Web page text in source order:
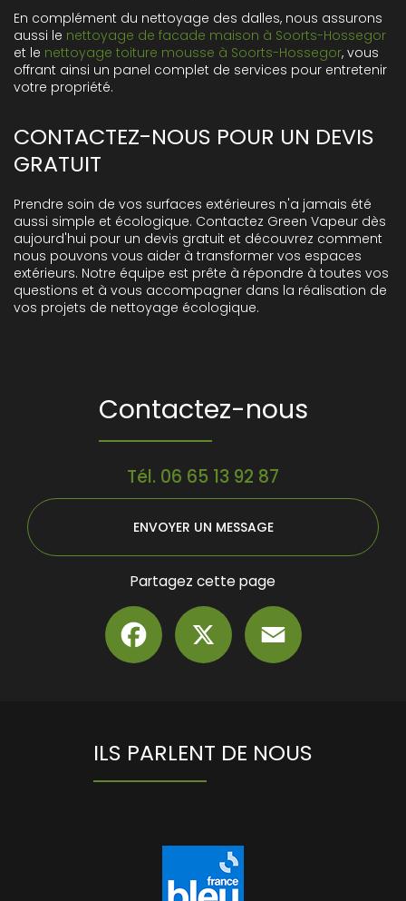
En complément du nettoyage des dalles, nous assurons
aussi le nettoyage de facade maison à Soorts-Hossegor
et le nettoyage toiture mousse à Soorts-Hossegor, vous
offrant ainsi un panel complet de services pour entretenir
votre propriété.
CONTACTEZ-NOUS POUR UN DEVIS
GRATUIT
Prendre soin de vos surfaces extérieures n'a jamais été
aussi simple et écologique. Contactez Green Vapeur dès
aujourd'hui pour un devis gratuit et découvrez comment
nous pouvons vous aider à transformer vos espaces
extérieurs. Notre équipe est prête à répondre à toutes vos
questions et à vous accompagner dans la réalisation de
vos projets de nettoyage écologique.
Contactez-nous
Tél. 06 65 13 92 87
ENVOYER UN MESSAGE
Partagez cette page
Facebook
ILS PARLENT DE NOUS